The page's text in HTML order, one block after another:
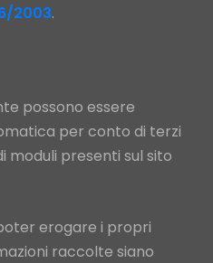
2003.
possono essere
per conto di terzi
moduli presenti sul sito
erogare i propri
raccolte siano